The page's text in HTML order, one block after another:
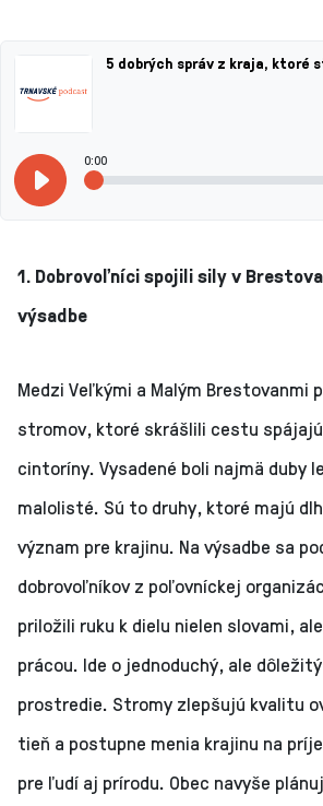
5 dobrých správ z kraja, ktoré
0:00
1. Dobrovoľníci spojili sily v
výsadbe
Medzi Veľkými a Malým Brestovanmi
stromov, ktoré skrášlili cestu
cintoríny. Vysadené boli najmä duby
malolisté. Sú to druhy, ktoré majú
význam pre krajinu. Na výsadbe sa
dobrovoľníkov z poľovníckej
priložili ruku k dielu nielen slovami,
prácou. Ide o jednoduchý, ale
prostredie. Stromy zlepšujú kvalitu
tieň a postupne menia krajinu na
pre ľudí aj prírodu. Obec navyše